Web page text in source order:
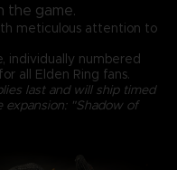
the game.
meticulous attention to
individually numbered
all Elden Ring fans.
last and will ship timed
"Shadow of